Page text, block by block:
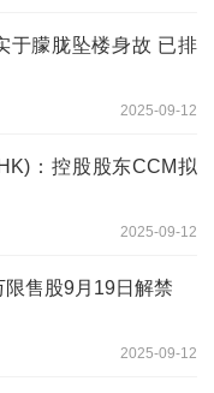
于朦胧坠楼身故 已排
2025-09-12
：控股股东CCM拟
2025-09-12
限售股9月19日解禁
2025-09-12